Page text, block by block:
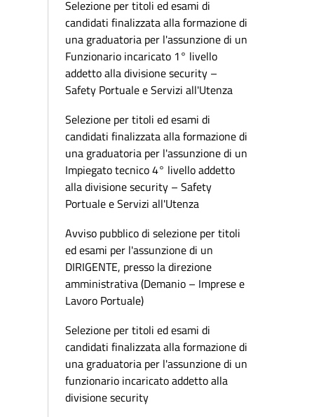
Selezione per titoli ed esami di
candidati finalizzata alla formazione di
una graduatoria per l'assunzione di un
Funzionario incaricato 1° livello
addetto alla divisione security –
Safety Portuale e Servizi all'Utenza
Selezione per titoli ed esami di
candidati finalizzata alla formazione di
una graduatoria per l'assunzione di un
Impiegato tecnico 4° livello addetto
alla divisione security – Safety
Portuale e Servizi all'Utenza
Avviso pubblico di selezione per titoli
ed esami per l'assunzione di un
DIRIGENTE, presso la direzione
amministrativa (Demanio – Imprese e
Lavoro Portuale)
Selezione per titoli ed esami di
candidati finalizzata alla formazione di
una graduatoria per l'assunzione di un
funzionario incaricato addetto alla
divisione security